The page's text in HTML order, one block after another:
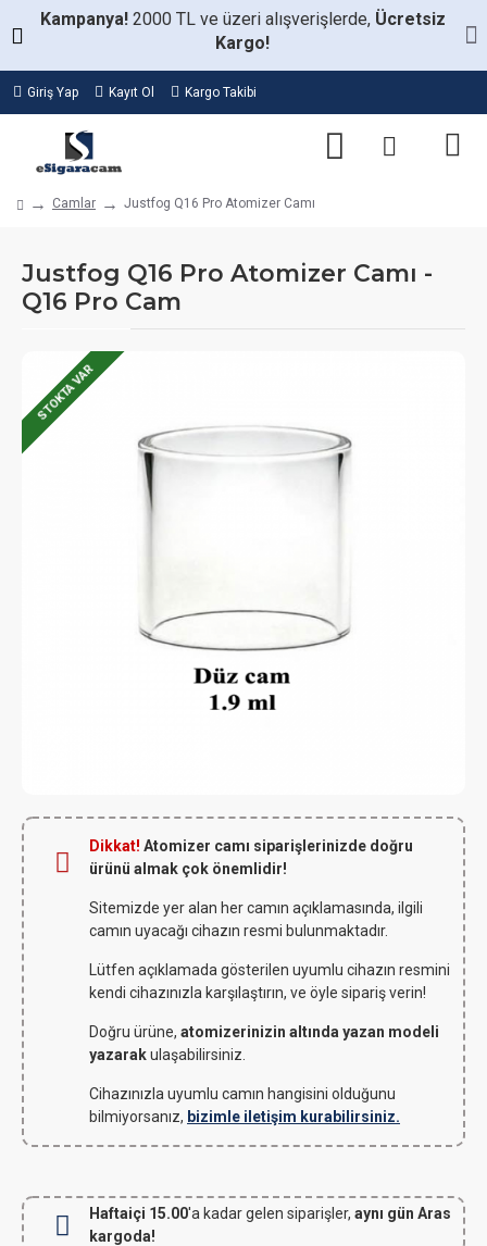
Kampanya! 2000 TL ve üzeri alışverişlerde, Ücretsiz
Kargo!
Giriş Yap Kayıt Ol Kargo Takibi
Camlar Justfog Q16 Pro Atomizer Camı
Justfog Q16 Pro Atomizer Camı -
Q16 Pro Cam
STOKTA VAR
Dikkat! Atomizer camı siparişlerinizde doğru
ürünü almak çok önemlidir!
Sitemizde yer alan her camın açıklamasında, ilgili
camın uyacağı cihazın resmi bulunmaktadır.
Lütfen açıklamada gösterilen uyumlu cihazın resmini
kendi cihazınızla karşılaştırın, ve öyle sipariş verin!
Doğru ürüne, atomizerinizin altında yazan modeli
yazarakulaşabilirsiniz.
Cihazınızla uyumlu camın hangisini olduğunu
bilmiyorsanız, bizimle iletişim kurabilirsiniz.
Haftaiçi 15.00'a kadar gelen siparişler, aynı gün Aras
kargoda!